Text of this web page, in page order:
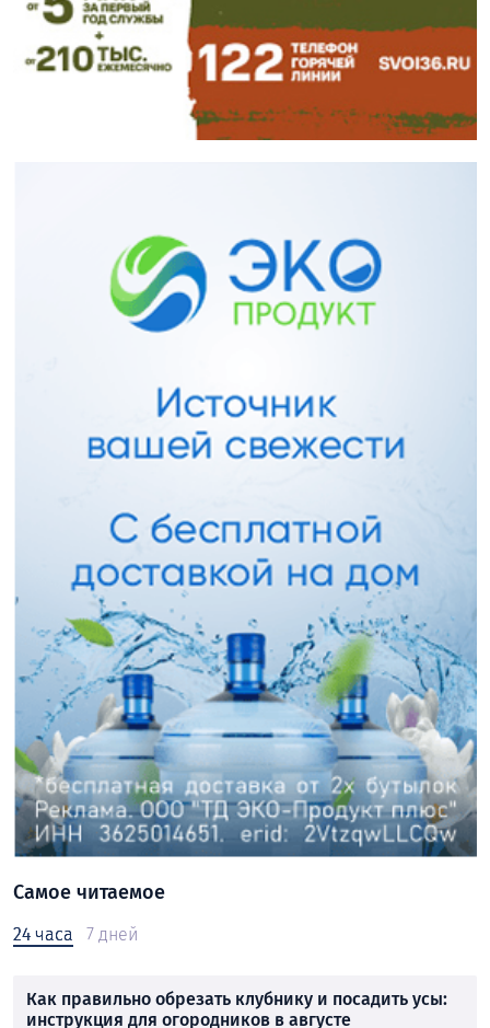
Самое читаемое
24 часа 7 дней
Как правильно обрезать клубнику и посадить усы:
инструкция для огородников в августе